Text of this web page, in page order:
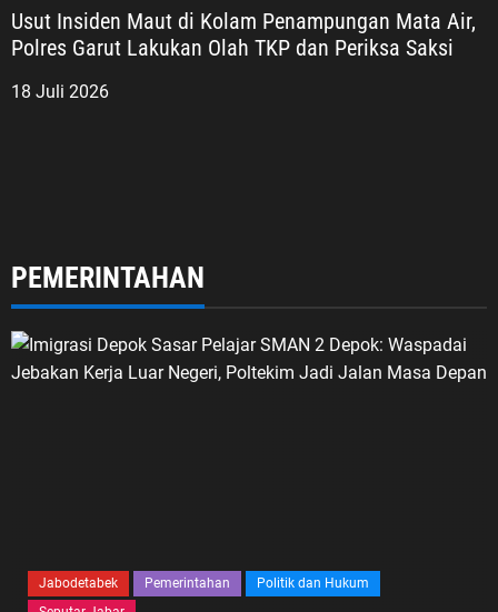
Usut Insiden Maut di Kolam Penampungan Mata Air,
Polres Garut Lakukan Olah TKP dan Periksa Saksi
18 Juli 2026
PEMERINTAHAN
Jabodetabek Pemerintahan
Politik dan Hukum